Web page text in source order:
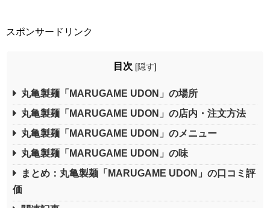
スポンサードリンク
目次 [隠す]
丸亀製麺「MARUGAME UDON」の場所
丸亀製麺「MARUGAME UDON」の店内・注文方法
丸亀製麺「MARUGAME UDON」のメニュー
丸亀製麺「MARUGAME UDON」の味
まとめ：丸亀製麺「MARUGAME UDON」の口コミ評
価